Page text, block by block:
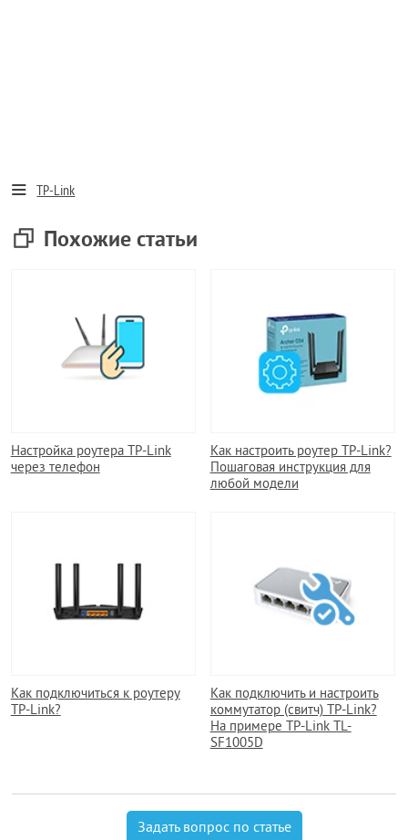
TP-Link
Похожие статьи
Настройка роутера TP-Link
через телефон
Как настроить роутер TP-Link?
Пошаговая инструкция для
любой модели
Как подключиться к роутеру
TP-Link?
Как подключить и настроить
коммутатор (свитч) TP-Link?
На примере TP-Link TL-
SF1005D
Задать вопрос по статье